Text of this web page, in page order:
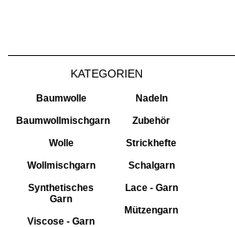
KATEGORIEN
Baumwolle
Baumwollmischgarn
Wolle
Wollmischgarn
Synthetisches
Garn
Viscose - Garn
Nadeln
Zubehör
Strickhefte
Schalgarn
Lace - Garn
Mützengarn